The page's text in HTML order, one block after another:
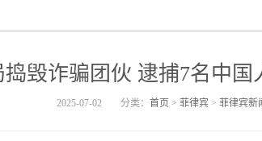
毁诈骗团伙 逮捕7名中国
2025-07-02 分类： 首页 > 菲律宾> 菲律宾新